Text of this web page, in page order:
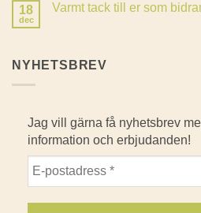
Det
18
dec
Varmt tack till er som
tack
NYHETSBREV
Jag vill gärna få nyhetsbrev
information och erbjudanden!